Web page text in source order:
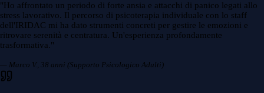
"Ho affrontato un periodo di forte ansia e attacchi di panico legati allo
stress lavorativo. Il percorso di psicoterapia individuale con lo staff
dell'IRIDAC mi ha dato strumenti concreti per gestire le emozioni e
ritrovare serenità e centratura. Un'esperienza profondamente
trasformativa."
— Marco V., 38 anni (Supporto Psicologico Adulti)